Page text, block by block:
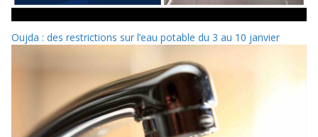
Oujda : des restrictions sur l’eau potable du 3 au 10 janvier